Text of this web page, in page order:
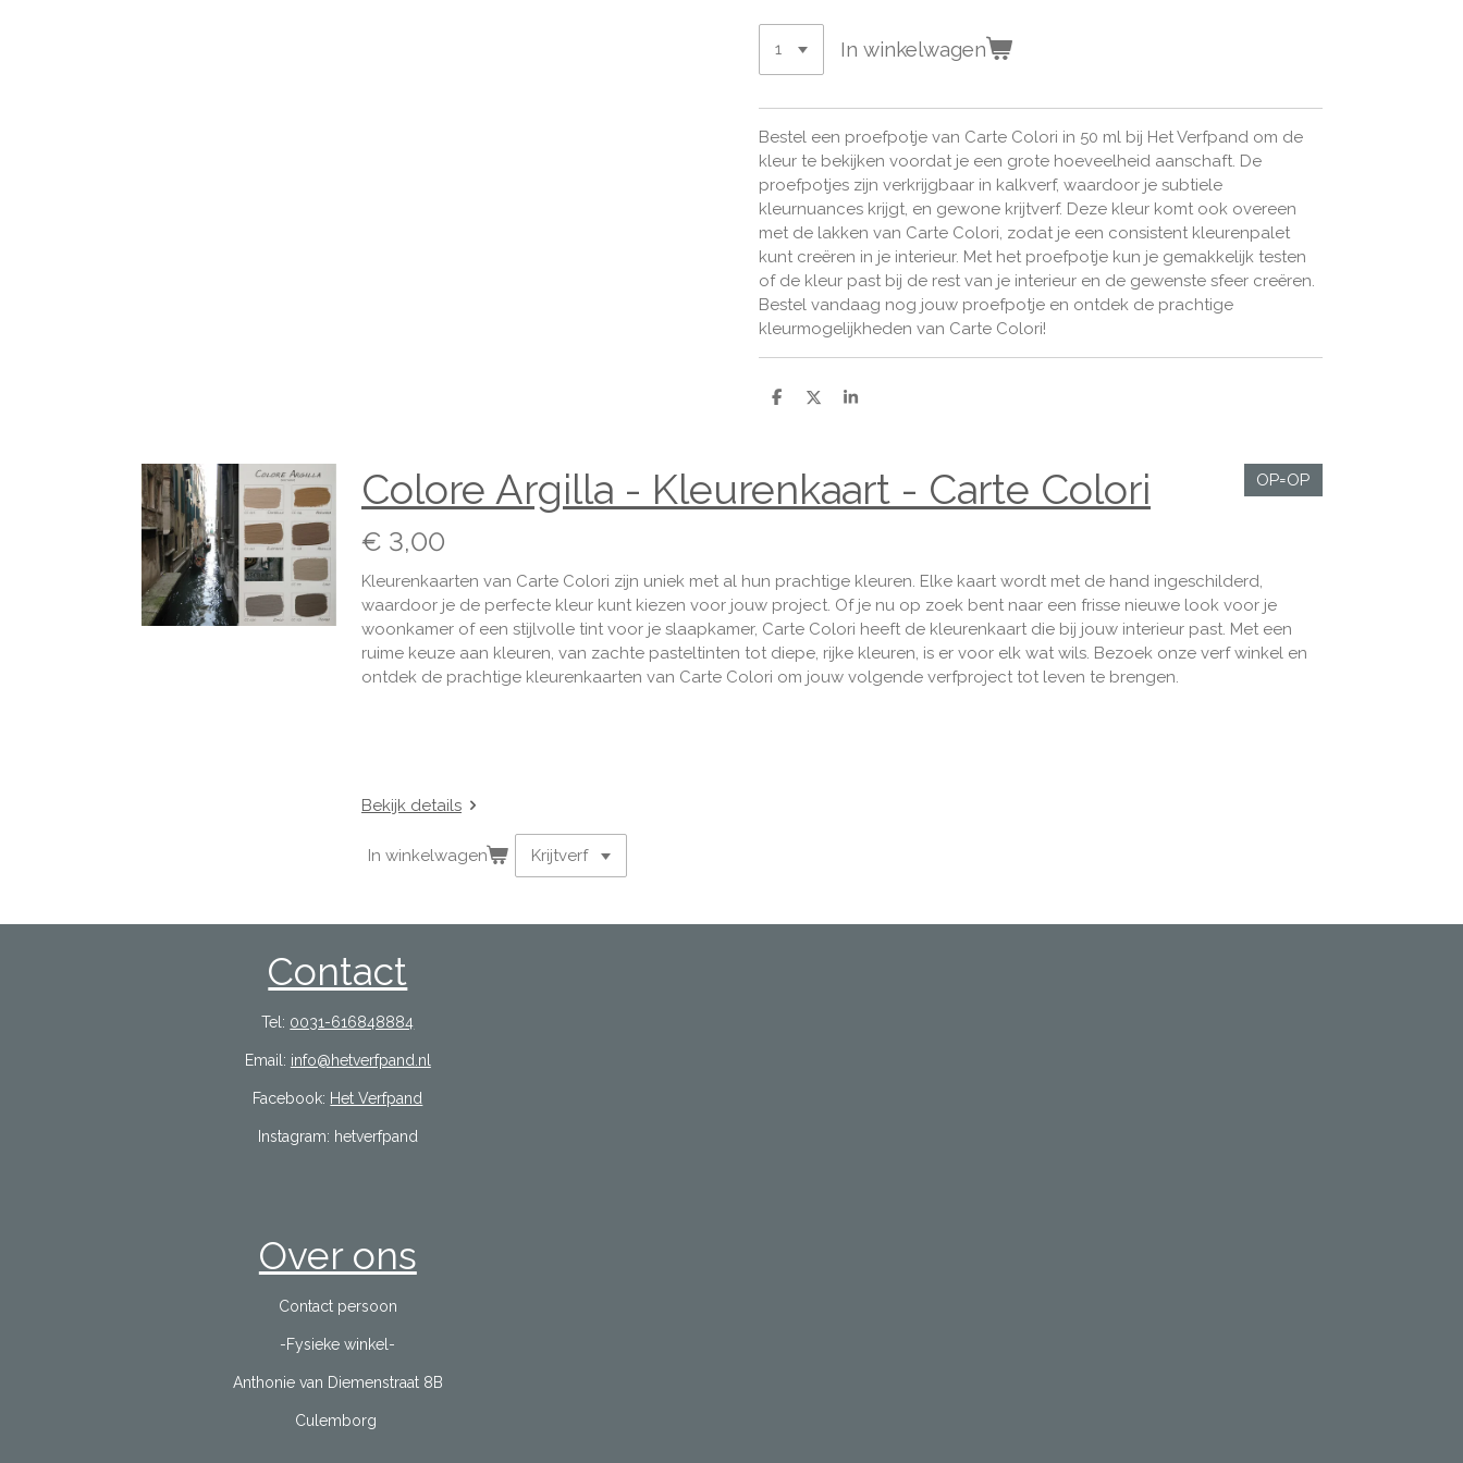
In winkelwagen
Bestel een proefpotje van Carte Colori in 50 ml bij Het Verfpand om de
kleur te bekijken voordat je een grote hoeveelheid aanschaft. De
proefpotjes zijn verkrijgbaar in kalkverf, waardoor je subtiele
kleurnuances krijgt, en gewone krijtverf. Deze kleur komt ook overeen
met de lakken van Carte Colori, zodat je een consistent kleurenpalet
kunt creëren in je interieur. Met het proefpotje kun je gemakkelijk testen
of de kleur past bij de rest van je interieur en de gewenste sfeer creëren.
Bestel vandaag nog jouw proefpotje en ontdek de prachtige
kleurmogelijkheden van Carte Colori!
D
D
S
OP=OP
Colore Argilla - Kleurenkaart - Carte Colori
€ 3,00
Kleurenkaarten van Carte Colori zijn uniek met al hun prachtige kleuren. Elke kaart wordt met de hand ingeschilderd,
waardoor je de perfecte kleur kunt kiezen voor jouw project. Of je nu op zoek bent naar een frisse nieuwe look voor je
woonkamer of een stijlvolle tint voor je slaapkamer, Carte Colori heeft de kleurenkaart die bij jouw interieur past. Met een
ruime keuze aan kleuren, van zachte pasteltinten tot diepe, rijke kleuren, is er voor elk wat wils. Bezoek onze verf winkel en
ontdek de prachtige kleurenkaarten van Carte Colori om jouw volgende verfproject tot leven te brengen.
Bekijk details
In winkelwagen
Contact
Tel: 0031-616848884
Email: info@hetverfpand.nl
Facebook: Het Verfpand
Instagram: hetverfpand
Over ons
Contact persoon
-Fysieke winkel-
Anthonie van Diemenstraat 8B
Culemborg